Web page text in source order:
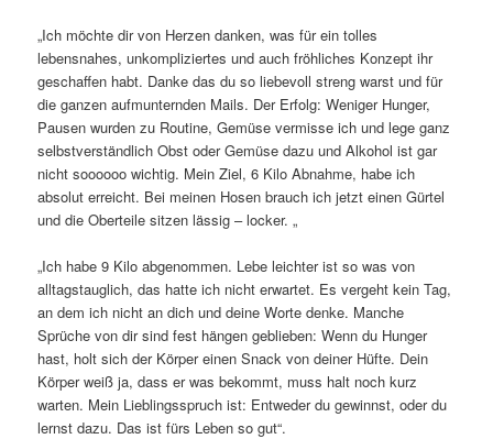
„Ich möchte dir von Herzen danken, was für ein tolles
lebensnahes, unkompliziertes und auch fröhliches Konzept ihr
geschaffen habt. Danke das du so liebevoll streng warst und für
die ganzen aufmunternden Mails. Der Erfolg: Weniger Hunger,
Pausen wurden zu Routine, Gemüse vermisse ich und lege ganz
selbstverständlich Obst oder Gemüse dazu und Alkohol ist gar
nicht soooooo wichtig. Mein Ziel, 6 Kilo Abnahme, habe ich
absolut erreicht. Bei meinen Hosen brauch ich jetzt einen Gürtel
und die Oberteile sitzen lässig – locker. „
„Ich habe 9 Kilo abgenommen. Lebe leichter ist so was von
alltagstauglich, das hatte ich nicht erwartet. Es vergeht kein Tag,
an dem ich nicht an dich und deine Worte denke. Manche
Sprüche von dir sind fest hängen geblieben: Wenn du Hunger
hast, holt sich der Körper einen Snack von deiner Hüfte. Dein
Körper weiß ja, dass er was bekommt, muss halt noch kurz
warten. Mein Lieblingsspruch ist: Entweder du gewinnst, oder du
lernst dazu. Das ist fürs Leben so gut“.